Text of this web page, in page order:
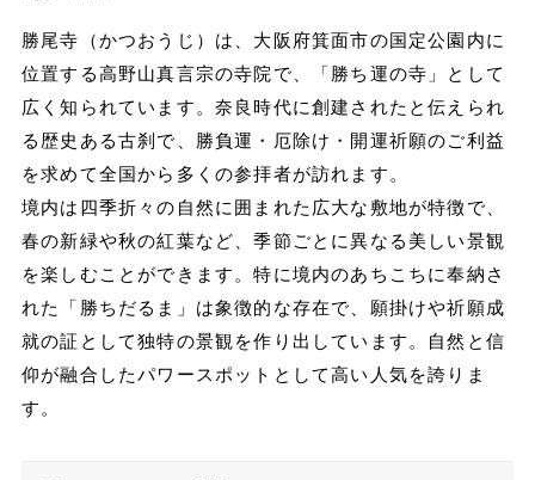
勝尾寺（かつおうじ）は、大阪府箕面市の国定公園内に
位置する高野山真言宗の寺院で、「勝ち運の寺」として
広く知られています。奈良時代に創建されたと伝えられ
る歴史ある古刹で、勝負運・厄除け・開運祈願のご利益
を求めて全国から多くの参拝者が訪れます。
境内は四季折々の自然に囲まれた広大な敷地が特徴で、
春の新緑や秋の紅葉など、季節ごとに異なる美しい景観
を楽しむことができます。特に境内のあちこちに奉納さ
れた「勝ちだるま」は象徴的な存在で、願掛けや祈願成
就の証として独特の景観を作り出しています。自然と信
仰が融合したパワースポットとして高い人気を誇りま
す。